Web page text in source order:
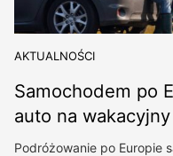
AKTUALNOŚCI
Samochodem po
auto na
Podróżowanie po Europie